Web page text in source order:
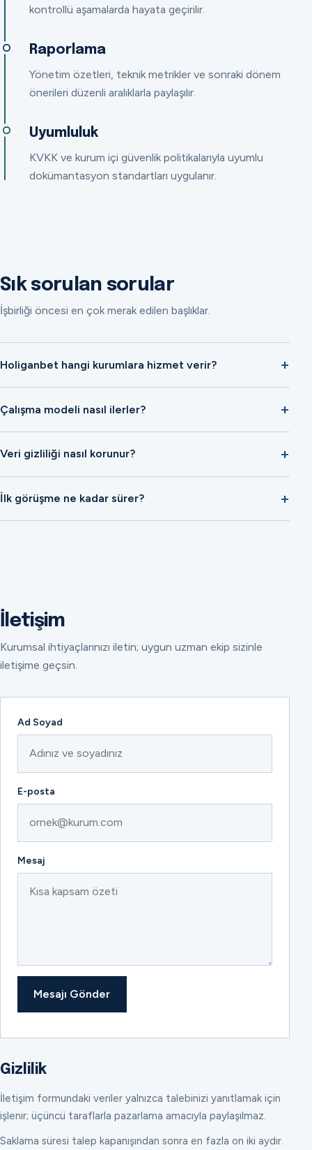
kontrollü aşamalarda hayata geçirilir.
Raporlama
Yönetim özetleri, teknik metrikler ve sonraki dönem
önerileri düzenli aralıklarla paylaşılır.
Uyumluluk
KVKK ve kurum içi güvenlik politikalarıyla uyumlu
dokümantasyon standartları uygulanır.
Sık sorulan sorular
İşbirliği öncesi en çok merak edilen başlıklar.
Holiganbet hangi kurumlara hizmet verir?
Çalışma modeli nasıl ilerler?
Veri gizliliği nasıl korunur?
İlk görüşme ne kadar sürer?
İletişim
Kurumsal ihtiyaçlarınızı iletin; uygun uzman ekip sizinle
iletişime geçsin.
Ad Soyad
E-posta
Mesaj
Mesajı Gönder
Gizlilik
İletişim formundaki veriler yalnızca talebinizi yanıtlamak için
işlenir; üçüncü taraflarla pazarlama amacıyla paylaşılmaz.
Saklama süresi talep kapanışından sonra en fazla on iki aydır.